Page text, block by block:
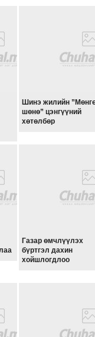
Шинэ жилийн
шөнө” цэнгүүний
хөтөлбөр
Газар өмчлүүлэх
бүртгэл дахин
хойшлогдлоо